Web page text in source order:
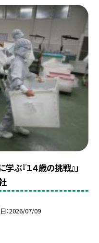
ぶ『１４歳の挑戦』」
2026/07/09